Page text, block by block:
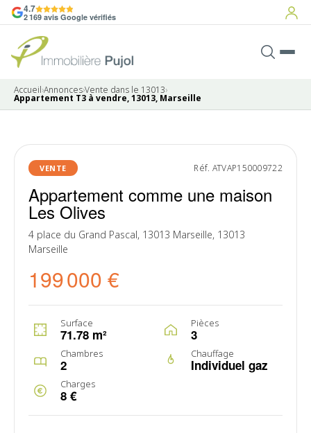
4.7
2 169 avis Google vérifiés
Accueil›Annonces›Vente dans le 13013›
Appartement T3 à vendre, 13013, Marseille
VENTE Réf. ATVAP150009722
Appartement comme une maison
Les Olives
4 place du Grand Pascal, 13013 Marseille, 13013
Marseille
199 000 €
Surface
71.78 m²
Pièces
3
Chambres
2
Chauffage
Individuel gaz
Charges
8 €